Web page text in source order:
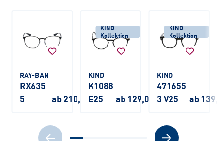
RAY-BAN
RX635
5
ab 210,00 €
KIND
Kollektion
KIND
K1088
E25
ab 129,00 €
KIND
Kollektion
KIND
471655
3 V25
ab